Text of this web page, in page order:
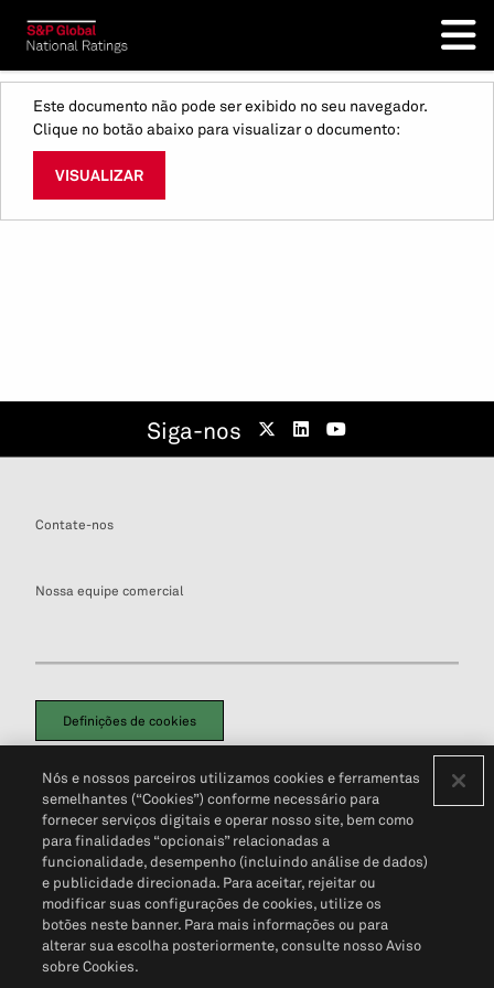
Este documento não pode ser exibido no seu navegador.
Clique no botão abaixo para visualizar o documento:
VISUALIZAR
Siga-nos
Contate-nos
Nossa equipe comercial
Definições de cookies
Política de PrivacidadePortal de privacidade do cliente (em inglês)
Não Venda Minhas Informações Pessoais© 2026 S&P Global
Nós e nossos parceiros utilizamos cookies e ferramentas
semelhantes (“Cookies”) conforme necessário para
fornecer serviços digitais e operar nosso site, bem como
para finalidades “opcionais” relacionadas a
funcionalidade, desempenho (incluindo análise de dados)
e publicidade direcionada. Para aceitar, rejeitar ou
modificar suas configurações de cookies, utilize os
botões neste banner. Para mais informações ou para
alterar sua escolha posteriormente, consulte nosso Aviso
sobre Cookies.